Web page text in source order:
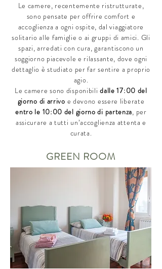
Le camere, recentemente ristrutturate,
sono pensate per offrire comfort e
accoglienza a ogni ospite, dal viaggiatore
solitario alle famiglie o ai gruppi di amici. Gli
spazi, arredati con cura, garantiscono un
soggiorno piacevole e rilassante, dove ogni
dettaglio è studiato per far sentire a proprio
agio.
Le camere sono disponibilidalle 17:00 del
giorno di arrivo e devono essere liberate
entro le 10:00 del giorno di partenza, per
assicurare a tutti un’accoglienza attenta e
curata.
GREEN ROOM